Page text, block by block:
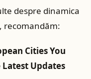
despre dinamica
recomandăm:
Cities You
Latest Updates